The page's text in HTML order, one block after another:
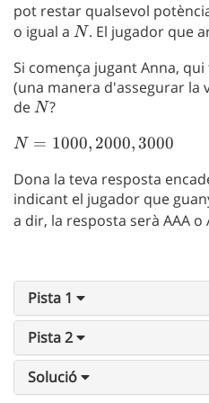
pot restar qualsevol
o igual a N
N. El jugador que
Si comença jugant Anna,
(una manera d'assegurar la
deN
N?
N =
2000,
3000
N = 1000, 2000,3000
Dona la teva resposta
indicant el jugador que
a dir, la resposta serà AAA o
Pista 1
Pista 2
Solució